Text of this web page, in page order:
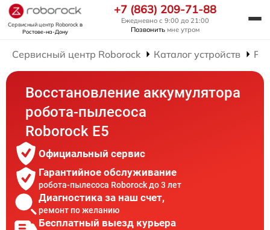
Сервисный центр Roborockв
Ростове-на-Дону
+7 (863) 209-71-88
Ежедневно с 9:00 до 21:00
Позвонить мне утром
Сервисный центр Roborock Каталог устройств
Восстановление аккумулятора
робота-пылесоса
Roborock E5
Официальный сервис
Гарантийное обслуживание
робота-пылесоса Roborock до 3 лет
Диагностика за наш счет,
ремонт по желанию
Бесплатный выезд курьера